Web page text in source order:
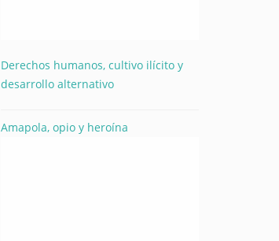
Derechos humanos, cultivo ilícito y
desarrollo alternativo
Amapola, opio y heroína